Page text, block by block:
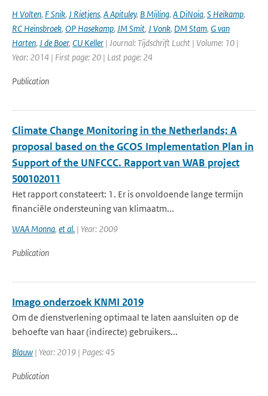
H Volten, F Snik, J Rietjens, A Apituley, B Mijling, A DiNoia, S Heikamp,
RC Heinsbroek, OP Hasekamp, JM Smit, J Vonk, DM Stam, G van
Harten, J de Boer, CU Keller | Journal: Tijdschrift Lucht | Volume: 10 |
Year: 2014 | First page: 20 | Last page: 24
Publication
Climate Change Monitoring in the Netherlands; A
proposal based on the GCOS Implementation Plan in
Support of the UNFCCC. Rapport van WAB project
500102011
Het rapport constateert: 1. Er is onvoldoende lange termijn
financiële ondersteuning van klimaatm...
WAA Monna, et al. | Year: 2009
Publication
Imago onderzoek KNMI 2019
Om de dienstverlening optimaal te laten aansluiten op de
behoefte van haar (indirecte) gebruikers...
Blauw | Year: 2019 | Pages: 45
Publication